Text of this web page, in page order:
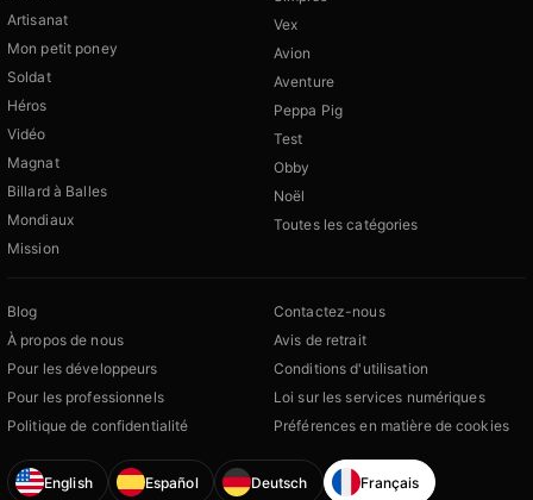
Artisanat
Mon petit poney
Soldat
Héros
Vidéo
Magnat
Billard à Balles
Mondiaux
Mission
Vex
Avion
Aventure
Peppa Pig
Test
Obby
Noël
Toutes les catégories
Blog
À propos de nous
Pour les développeurs
Pour les professionnels
Politique de confidentialité
Contactez-nous
Avis de retrait
Conditions d'utilisation
Loi sur les services numériques
Préférences en matière de cookies
English Español Deutsch Français